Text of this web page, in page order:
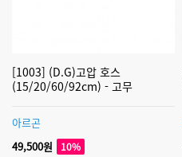
[1003] (D.G)고압 호스
(15/20/60/92cm) - 고무
아르곤
49,500원
10%